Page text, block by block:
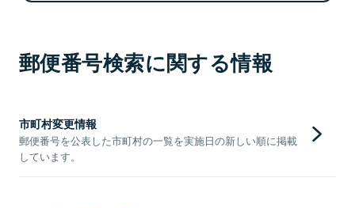
郵便番号検索に関する情報
市町村変更情報
郵便番号を公表した市町村の一覧を実施日の新しい順に掲載
しています。